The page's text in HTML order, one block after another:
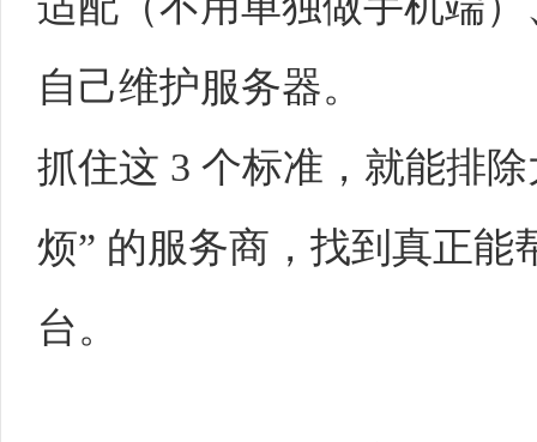
自己维护服务器。​
抓住这 3 个标准，就能排
烦” 的服务商，找到真正能
台。​